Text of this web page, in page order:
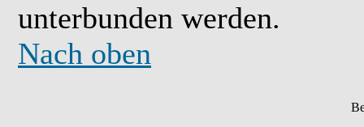
unterbunden werden.
Nach oben